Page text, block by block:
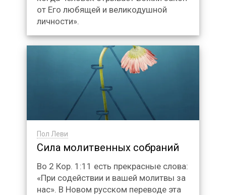
от Его любящей и великодушной
личности».
Пол Леви
Сила молитвенных собраний
Во 2 Кор. 1:11 есть прекрасные слова:
«При содействии и вашей молитвы за
нас». В Новом русском переводе эта